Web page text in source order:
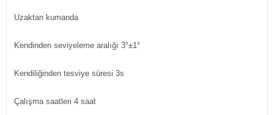
Uzaktan kumanda
Kendinden seviyeleme aralığı 3°±1°
Kendiliğinden tesviye süresi 3s
Çalışma saatleri 4 saat